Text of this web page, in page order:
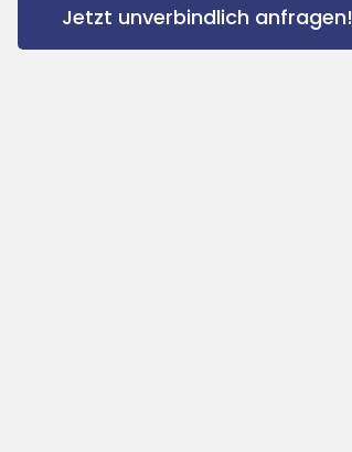
Jetzt unverbindlich anfragen!